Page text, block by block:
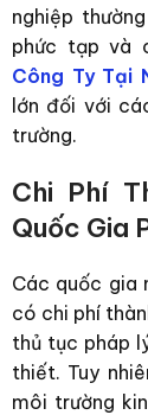
nghiệp
phức tạp và
Công Ty Tại
lớn đối với
trường.
Chi Phí
Quốc Gia
Các quốc gia
có chi phí
thủ tục pháp
thiết. Tuy
môi trường